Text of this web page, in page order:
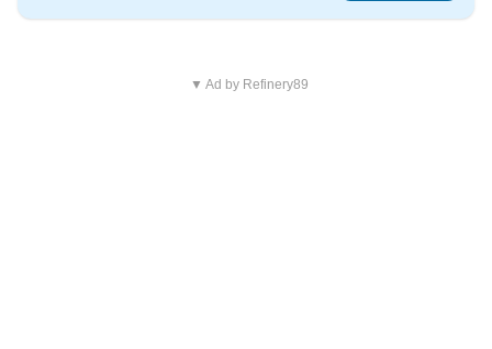
▼ Ad by Refinery89